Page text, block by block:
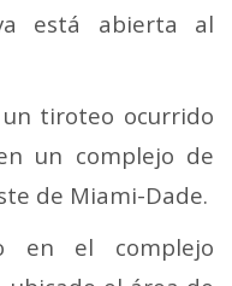
está abierta al
tiroteo ocurrido
un complejo de
de Miami-Dade.
en el complejo